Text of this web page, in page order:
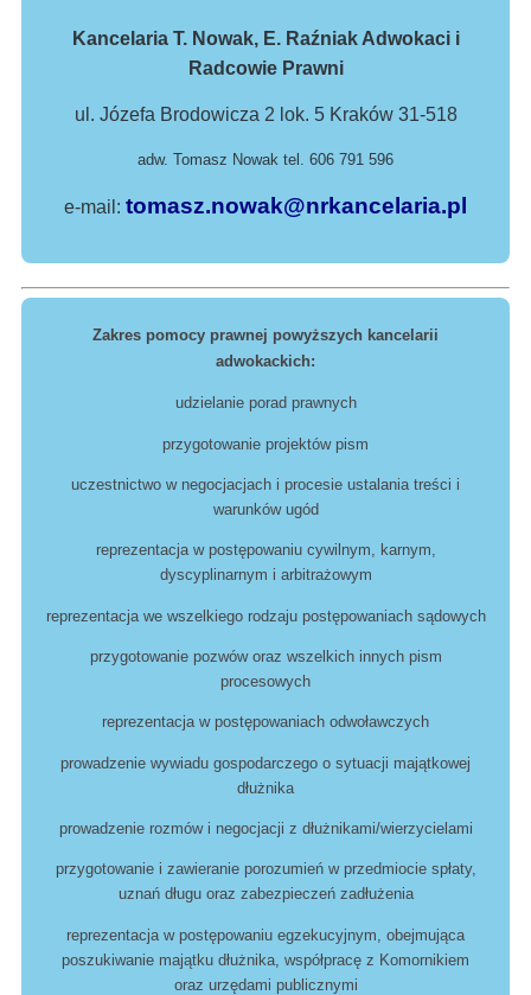
Kancelaria T. Nowak, E. Raźniak Adwokaci i
Radcowie Prawni
ul. Józefa Brodowicza 2 lok. 5 Kraków 31-518
adw. Tomasz Nowak tel. 606 791 596
e-mail: tomasz.nowak@nrkancelaria.pl
Zakres pomocy prawnej powyższych kancelarii
adwokackich:
udzielanie porad prawnych
przygotowanie projektów pism
uczestnictwo w negocjacjach i procesie ustalania treści i
warunków ugód
reprezentacja w postępowaniu cywilnym, karnym,
dyscyplinarnym i arbitrażowym
reprezentacja we wszelkiego rodzaju postępowaniach sądowych
przygotowanie pozwów oraz wszelkich innych pism
procesowych
reprezentacja w postępowaniach odwoławczych
prowadzenie wywiadu gospodarczego o sytuacji majątkowej
dłużnika
prowadzenie rozmów i negocjacji z dłużnikami/wierzycielami
przygotowanie i zawieranie porozumień w przedmiocie spłaty,
uznań długu oraz zabezpieczeń zadłużenia
reprezentacja w postępowaniu egzekucyjnym, obejmująca
poszukiwanie majątku dłużnika, współpracę z Komornikiem
oraz urzędami publicznymi